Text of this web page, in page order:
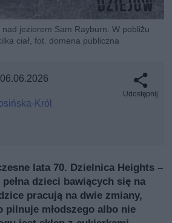
jeziorem Sam Rayburn. W pobliżu
ciał, fot. domena publiczna
06.06.2026
Król
Udostępnij
lata 70. Dzielnica Heights –
dzieci bawiących się na
pracują na dwie zmiany,
pilnuje młodszego albo nie